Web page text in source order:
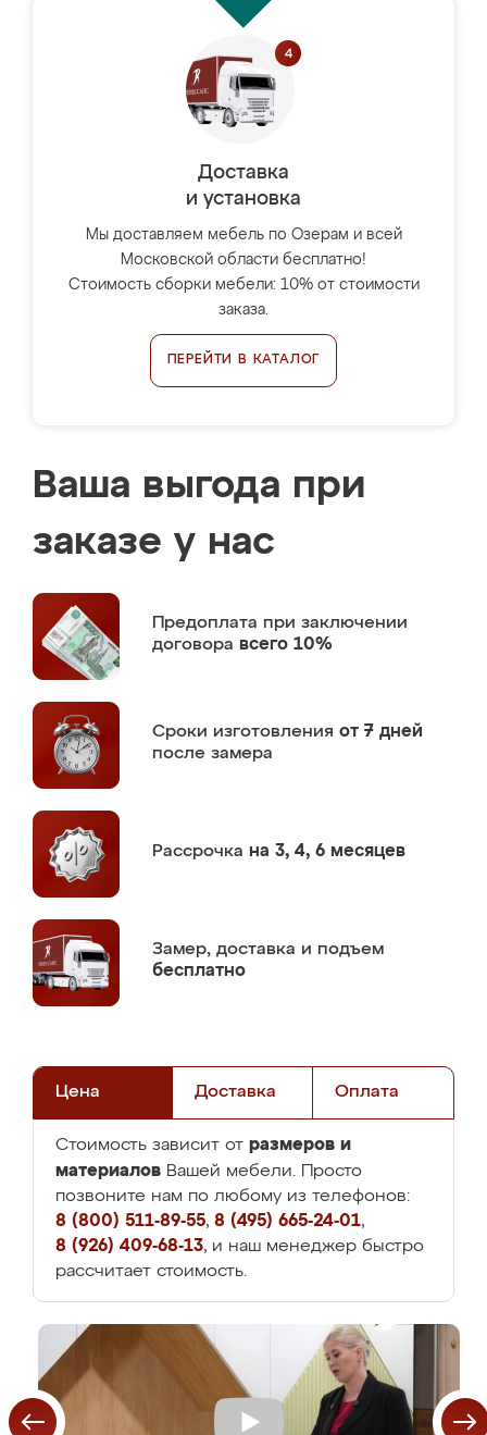
Доставка
и установка
Мы доставляем мебель по Озерам и всей
Московской области бесплатно!
Стоимость сборки мебели: 10% от стоимости
заказа.
ПЕРЕЙТИ В КАТАЛОГ
Ваша выгода при
заказе у нас
Предоплата при заключении
договора всего 10%
Сроки изготовления от 7 дней
после замера
Рассрочка на 3, 4, 6 месяцев
Замер, доставка и подъем
бесплатно
Цена Доставка Оплата
Стоимость зависит от размеров и
материалов Вашей мебели. Просто
позвоните нам по любому из телефонов:
8 (800) 511-89-55, 8 (495) 665-24-01,
8 (926) 409-68-13, и наш менеджер быстро
рассчитает стоимость.